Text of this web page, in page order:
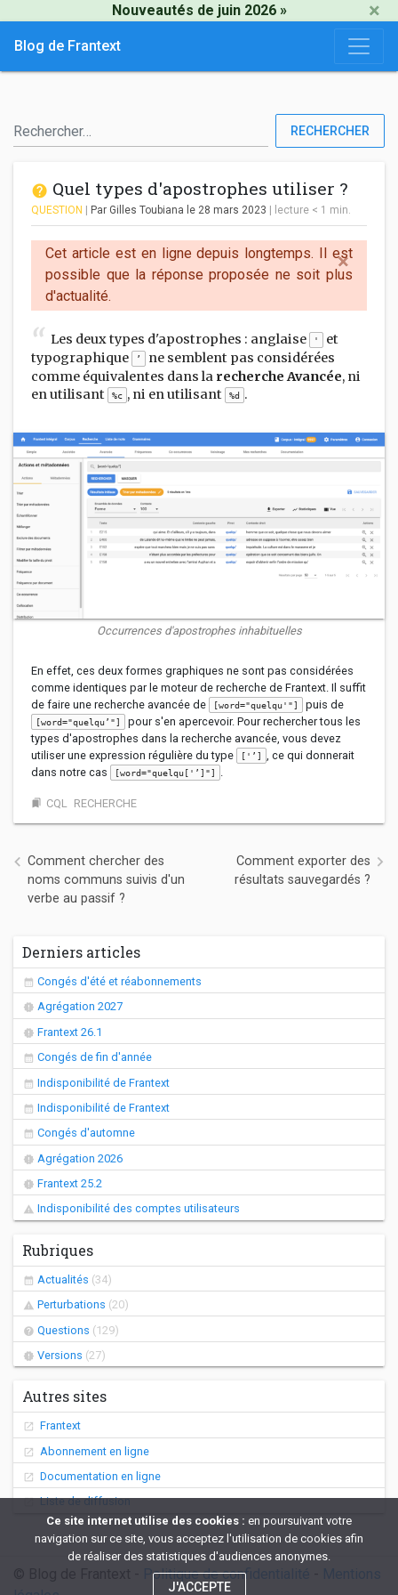
Ce site internet utilise des cookies : en poursuivant votre
navigation sur ce site, vous acceptez l'utilisation de cookies afin
de réaliser des statistiques d'audiences anonymes.
J'ACCEPTE
Nouveautés de juin 2026 » ×
Blog de Frantext
RECHERCHER
Quel types d'apostrophes utiliser ?
QUESTION Par Gilles Toubiana le 28 mars 2023 lecture < 1 min.
Cet article est en ligne depuis longtemps. Il est
possible que la réponse proposée ne soit plus
d'actualité.
×
Les deux types d'apostrophes : anglaise '
et
typographique
’
ne semblent pas considérées
comme équivalentes dans la recherche Avancée, ni
en utilisant
%c , ni en utilisant %d .
Occurrences d'apostrophes inhabituelles
En effet, ces deux formes graphiques ne sont pas considérées
comme identiques par le moteur de recherche de Frantext. Il suffit
de faire une recherche avancée de
[word="quelqu'"] puis de
[word="quelqu’"]
pour s'en apercevoir. Pour rechercher tous les
types d'apostrophes dans la recherche avancée, vous devez
utiliser une expression régulière du type
['’] , ce qui donnerait
dans notre cas
[word="quelqu['’]"] .
bookmarks CQL RECHERCHE
Navigation de l’article
Comment chercher des
noms communs suivis d'un
verbe au passif ?
Comment exporter des
résultats sauvegardés ?
Derniers articles
Congés d'été et réabonnements
Agrégation 2027
Frantext 26.1
Congés de fin d'année
Indisponibilité de Frantext
Indisponibilité de Frantext
Congés d'automne
Agrégation 2026
Frantext 25.2
Indisponibilité des comptes utilisateurs
Rubriques
Actualités (34)
Perturbations (20)
Questions (129)
Versions (27)
Autres sites
Frantext
Abonnement en ligne
Documentation en ligne
Liste de diffusion
Politique de confidentialité